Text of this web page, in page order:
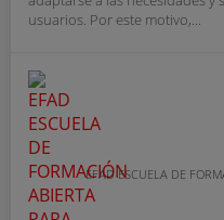
usuarios. Por este motivo,...
EFAD ESCUELA DE